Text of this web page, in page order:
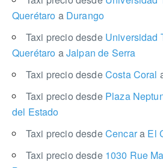
Querétaro aDurango
Taxi precio desde Universidad
Querétaro aJalpan de Serra
Taxi precio desdeCosta Coral
Taxi precio desde Plaza
del Estado
Taxi precio desdeCencara El
Taxi precio desde 1030 Rue